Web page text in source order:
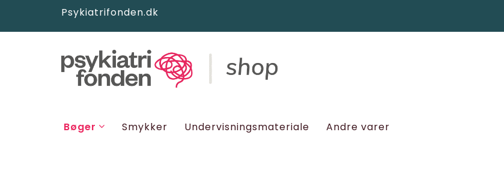
Psykiatrifonden.dk
Bøger Smykker Undervisningsmateriale Andre varer